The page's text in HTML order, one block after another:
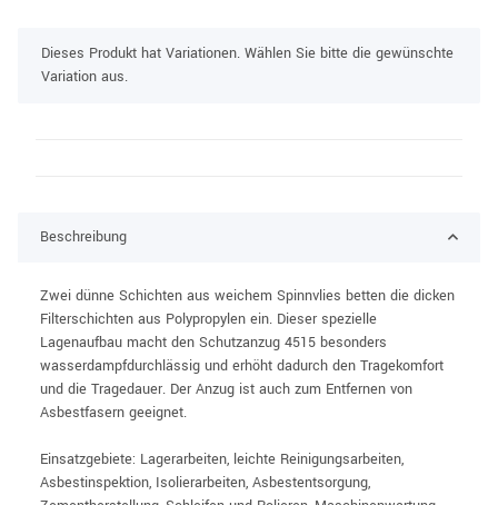
xDieses Produkt hat Variationen. Wählen Sie bitte die gewünschte
Variation aus.
Beschreibung
Zwei dünne Schichten aus weichem Spinnvlies betten die dicken
Filterschichten aus Polypropylen ein. Dieser spezielle
Lagenaufbau macht den Schutzanzug 4515 besonders
wasserdampfdurchlässig und erhöht dadurch den Tragekomfort
und die Tragedauer. Der Anzug ist auch zum Entfernen von
Asbestfasern geeignet.
Einsatzgebiete: Lagerarbeiten, leichte Reinigungsarbeiten,
Asbestinspektion, Isolierarbeiten, Asbestentsorgung,